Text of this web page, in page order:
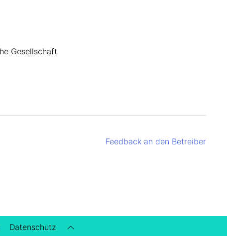
Gesellschaft
Feedback an den Betreiber
Datenschutz